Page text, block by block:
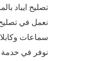
تصليح ايباد
نعمل في
سماعات
نوفر في خدمة